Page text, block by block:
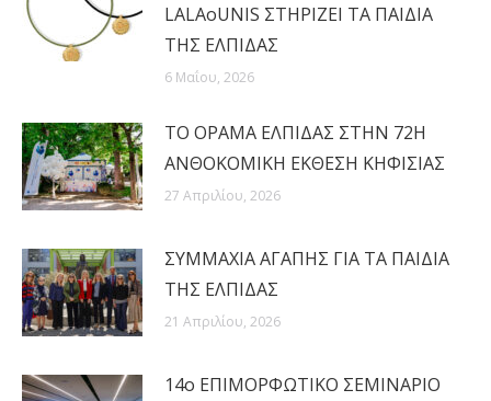
LALAoUNIS ΣΤΗΡΙΖΕΙ ΤΑ ΠΑΙΔΙΑ
ΤΗΣ ΕΛΠΙΔΑΣ
6 Μαΐου, 2026
ΤΟ ΟΡΑΜΑ ΕΛΠΙΔΑΣ ΣΤΗΝ 72Η
ΑΝΘΟΚΟΜΙΚΗ ΕΚΘΕΣΗ ΚΗΦΙΣΙΑΣ
27 Απριλίου, 2026
ΣΥΜΜΑΧΙΑ ΑΓΑΠΗΣ ΓΙΑ ΤΑ ΠΑΙΔΙΑ
ΤΗΣ ΕΛΠΙΔΑΣ
21 Απριλίου, 2026
14ο ΕΠΙΜΟΡΦΩΤΙΚΟ ΣΕΜΙΝΑΡΙΟ